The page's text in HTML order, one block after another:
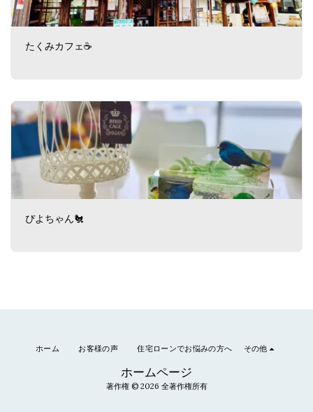
たくみカフェ☕
ぴよちゃん🐔
ホームページ
著作権 © 2026 全著作権所有
ホーム お客様の声 住宅ローンでお悩みの方へ その他